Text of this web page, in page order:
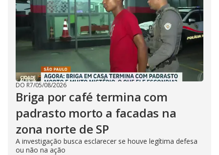
DO R7/05/08/2026
Briga por café termina com
padrasto morto a facadas na
zona norte de SP
A investigação busca esclarecer se houve legítima defesa
ou não na ação